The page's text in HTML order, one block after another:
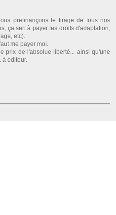
prefinançons le tirage de tous nos
ça sert à payer les droits d'adaptation,
etc).
me payer moi.
prix de l'absolue liberté... ainsi qu'une
à editeur.